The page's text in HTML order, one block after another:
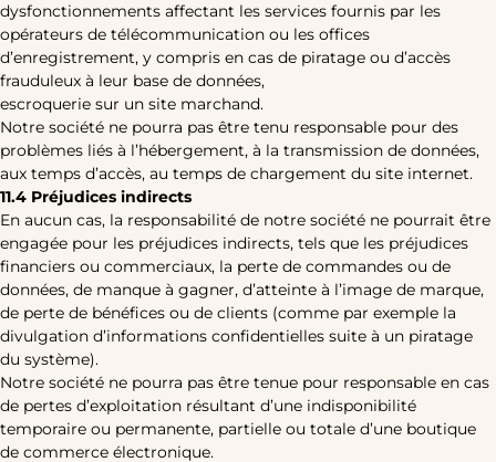
dysfonctionnements affectant les services fournis par les
opérateurs de télécommunication ou les offices
d’enregistrement, y compris en cas de piratage ou d’accès
frauduleux à leur base de données,
escroquerie sur un site marchand.
Notre société ne pourra pas être tenu responsable pour des
problèmes liés à l’hébergement, à la transmission de données,
aux temps d’accès, au temps de chargement du site internet.
11.4 Préjudices indirects
En aucun cas, la responsabilité de notre société ne pourrait être
engagée pour les préjudices indirects, tels que les préjudices
financiers ou commerciaux, la perte de commandes ou de
données, de manque à gagner, d’atteinte à l’image de marque,
de perte de bénéfices ou de clients (comme par exemple la
divulgation d’informations confidentielles suite à un piratage
du système).
Notre société ne pourra pas être tenue pour responsable en cas
de pertes d’exploitation résultant d’une indisponibilité
temporaire ou permanente, partielle ou totale d’une boutique
de commerce électronique.